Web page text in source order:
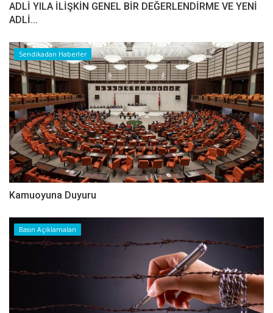
ADLİ YILA İLİŞKİN GENEL BİR DEĞERLENDİRME VE YENİ
ADLİ...
Sendikadan Haberler
Kamuoyuna Duyuru
Basın Açıklamaları